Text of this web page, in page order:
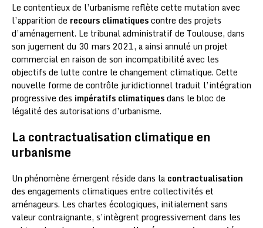
Le contentieux de l’urbanisme reflète cette mutation avec
l’apparition de recours climatiquescontre des projets
d’aménagement. Le tribunal administratif de Toulouse, dans
son jugement du 30 mars 2021, a ainsi annulé un projet
commercial en raison de son incompatibilité avec les
objectifs de lutte contre le changement climatique. Cette
nouvelle forme de contrôle juridictionnel traduit l’intégration
progressive des impératifs climatiquesdans le bloc de
légalité des autorisations d’urbanisme.
La contractualisation climatique en
urbanisme
Un phénomène émergent réside dans la contractualisation
des engagements climatiques entre collectivités et
aménageurs. Les chartes écologiques, initialement sans
valeur contraignante, s’intègrent progressivement dans les